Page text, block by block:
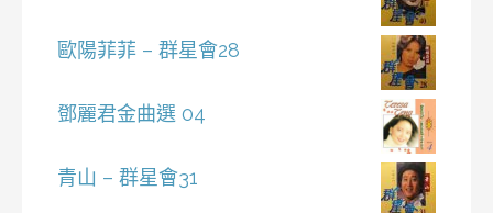
歐陽菲菲 – 群星會28
鄧麗君金曲選 04
青山 – 群星會31